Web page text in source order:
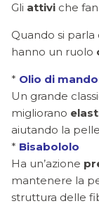
Gli attivi che
Quando si parla
hanno un ruolo
* Olio di
Un grande
migliorano
aiutando la
* Bisabololo
Ha un’azione
mantenere la
struttura delle